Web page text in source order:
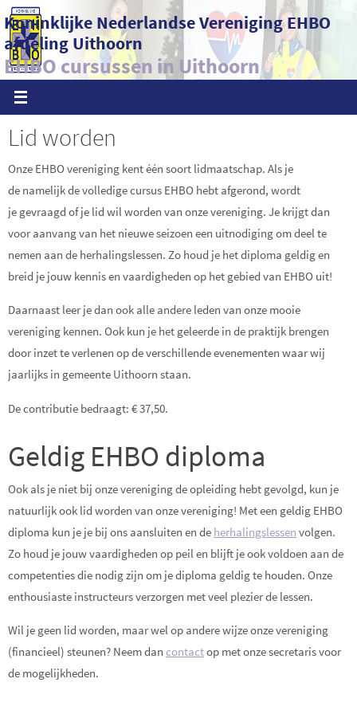
Ga
naar
de
inhoud
Koninklijke Nederlandse Vereniging EHBO
afdeling Uithoorn
EHBO cursussen in Uithoorn
Lid worden
Onze EHBO vereniging kent één soort lidmaatschap. Als je
de namelijk de volledige cursus EHBO hebt afgerond, wordt
je gevraagd of je lid wil worden van onze vereniging. Je krijgt dan
voor aanvang van het nieuwe seizoen een uitnodiging om deel te
nemen aan de herhalingslessen. Zo houd je het diploma geldig en
breid je jouw kennis en vaardigheden op het gebied van EHBO uit!
Daarnaast leer je dan ook alle andere leden van onze mooie
vereniging kennen. Ook kun je het geleerde in de praktijk brengen
door inzet te verlenen op de verschillende evenementen waar wij
jaarlijks in gemeente Uithoorn staan.
De contributie bedraagt: € 37,50.
Geldig EHBO diploma
Ook als je niet bij onze vereniging de opleiding hebt gevolgd, kun je
natuurlijk ook lid worden van onze vereniging! Met een geldig EHBO
diploma kun je je bij ons aansluiten en de herhalingslessen volgen.
Zo houd je jouw vaardigheden op peil en blijft je ook voldoen aan de
competenties die nodig zijn om je diploma geldig te houden. Onze
enthousiaste instructeurs verzorgen met veel plezier de lessen.
Wil je geen lid worden, maar wel op andere wijze onze vereniging
(financieel) steunen? Neem dan contactop met onze secretaris voor
de mogelijkheden.